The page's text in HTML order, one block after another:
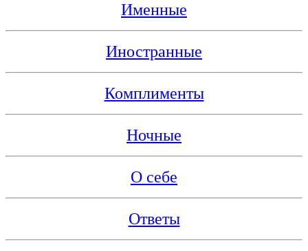
Именные
Иностранные
Комплименты
Ночные
О себе
Ответы